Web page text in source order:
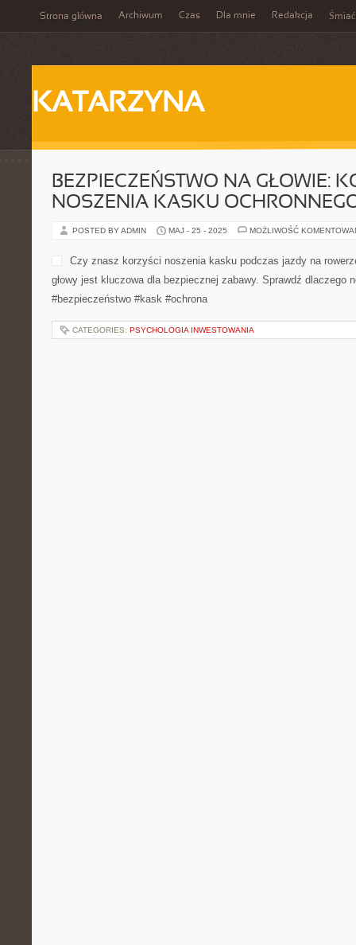
Strona główna Archiwum Czas Dla mnie Redakcja Śmiać
KATARZYNA
BEZPIECZEŃSTWO NA GŁOWIE:
NOSZENIA KASKU
POSTED BY ADMIN MAJ - 25 - 2025 MOŻLIWOŚĆ
Czy znasz korzyści
rowerze czy deskorolce?
kasku to podstawa!